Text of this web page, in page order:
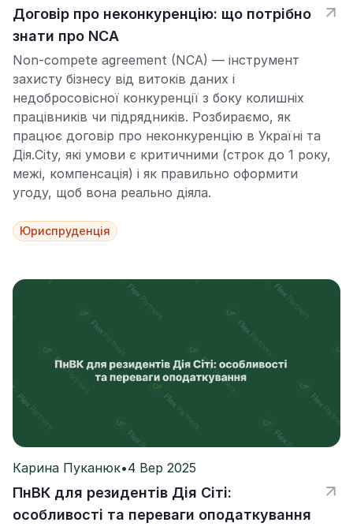
Договір про неконкуренцію: що потрібно
знати про NCA
Non-compete agreement (NCA) — інструмент
захисту бізнесу від витоків даних і
недобросовісної конкуренції з боку колишніх
працівників чи підрядників. Розбираємо, як
працює договір про неконкуренцію в Україні та
Дія.City, які умови є критичними (строк до 1 року,
межі, компенсація) і як правильно оформити
угоду, щоб вона реально діяла.
Юриспруденція
Карина Пуканюк•4 Вер 2025
ПнВК для резидентів Дія Сіті:
особливості та переваги оподаткування